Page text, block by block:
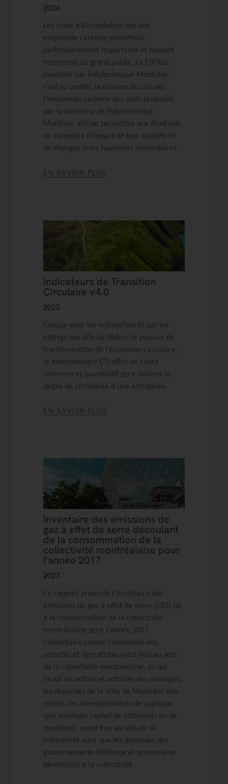
2024
Les choix d’alimentation ont une
empreinte carbone potentielle
particulièrement importante et souvent
méconnue du grand public. Le CIRAIG,
mandaté par Polytechnique Montréal,
s’est vu confier la mission de calculer
l’empreinte carbone des plats proposés
par la cafétéria de Polytechnique
Montréal afin de permettre aux étudiants
de connaître l’impact de leur assiette et
de changer leurs habitudes alimentaires.
EN SAVOIR PLUS
Indicateurs de Transition
Circulaire v4.0
2023
Conçue pour les entreprises et par les
entreprises afin de libérer le pouvoir de
transformation de l’économie circulaire,
la méthodologie CTI offre un cadre
universel et quantitatif pour évaluer le
degré de circularité d’une entreprise.
EN SAVOIR PLUS
Inventaire des émissions de
gaz à effet de serre découlant
de la consommation de la
collectivité montréalaise pour
l’année 2017
2023
Ce rapport présente l’inventaire des
émissions de gaz à effet de serre (GES) lié
à la consommation de la collectivité
montréalaise pour l’année 2017.
L’inventaire couvre l’ensemble des
activités et opérations ayant lieu au sein
de la collectivité montréalaise, ce qui
inclut les achats et activités des ménages,
les dépenses de la Ville de Montréal elle-
même, les investissements de capitaux
(par exemple l’achat de bâtiments ou de
machines) ayant lieu au sein de la
collectivité ainsi que les dépenses des
gouvernements fédéraux et provinciaux
bénéficiant à la collectivité.